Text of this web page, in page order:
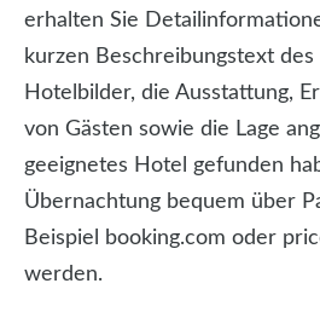
erhalten Sie
kurzen Beschreibungstext
Hotelbilder, die Ausstattung,
von Gästen sowie die Lage
geeignetes Hotel gefunden
Übernachtung bequem über
Beispiel booking.com oder
werden.